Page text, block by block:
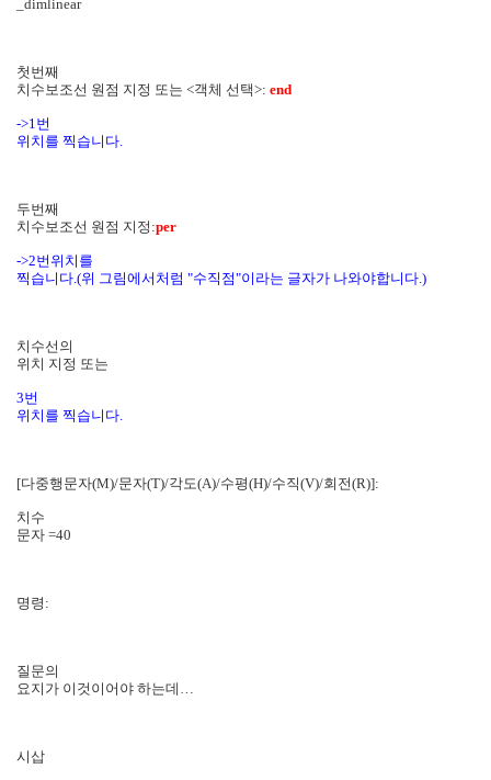
_dimlinear
첫번째
치수보조선 원점 지정 또는 <객체 선택>: end
->1번
위치를 찍습니다.
두번째
치수보조선 원점 지정:per
->2번위치를
찍습니다.(위 그림에서처럼 "수직점"이라는 글자가 나와야합니다.)
치수선의
위치 지정 또는
3번
위치를 찍습니다.
[다중행문자(M)/문자(T)/각도(A)/수평(H)/수직(V)/회전(R)]:
치수
문자 =40
명령:
질문의
요지가 이것이어야 하는데…
시삽